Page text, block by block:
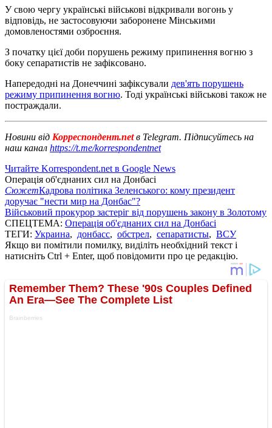
У свою чергу українські військові відкривали вогонь у
відповідь, не застосовуючи заборонене Мінськими
домовленостями озброєння.
З початку цієї доби порушень режиму припинення вогню з
боку сепаратистів не зафіксовано.
Напередодні на Донеччині зафіксували дев'ять порушень
режиму припинення вогню. Тоді українські військові також не
постраждали.
Новини від Корреспондент.netв Telegram. Підписуйтесь на
наш канал https://t.me/korrespondentnet
Читайте Korrespondent.net в Google News
Операція об'єднаних сил на Донбасі
СюжетКадрова політика Зеленського: кому президент
доручає "нести мир на Донбас"?
Військовий прокурор застеріг від порушень закону в Золотому
СПЕЦТЕМА: Операція об'єднаних сил на Донбасі
ТЕГИ: Украина, донбасс, обстрел, сепаратисты, ВСУ
Якщо ви помітили помилку, виділіть необхідний текст і
натисніть Ctrl + Enter, щоб повідомити про це редакцію.